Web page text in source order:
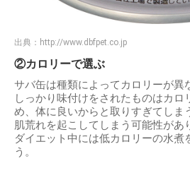
出典： http://www.dbfpet.co.jp
②カロリーで選ぶ
サバ缶は種類によってカロリーが異
しっかり味付けをされたものはカロ
め、体に良いからと取りすぎてしま
肌荒れを起こしてしまう可能性があ
ダイエット中には低カロリーの水煮
う。